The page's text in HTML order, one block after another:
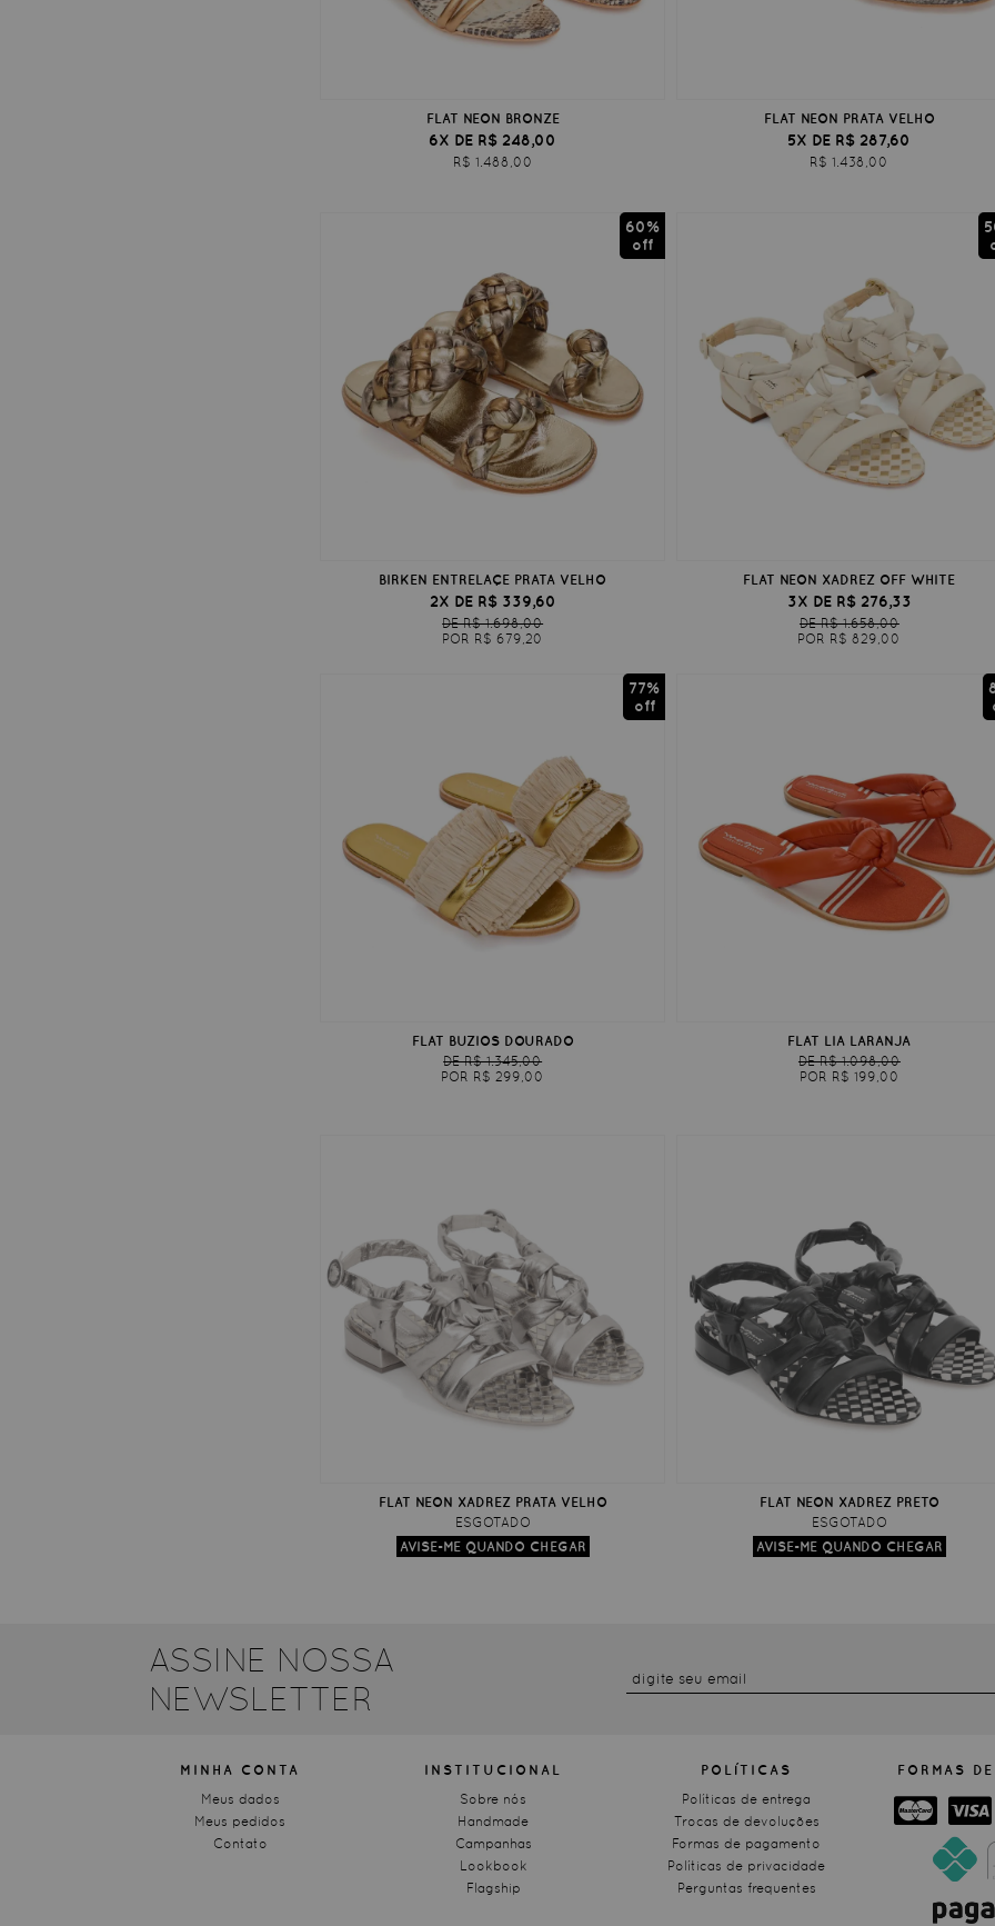
FLAT NEON BRONZE
6X DE R$ 248,00
R$ 1.488,00
FLAT NEON PRATA VELHO
5X DE R$ 287,60
R$ 1.438,00
BIRKEN ENTRELAÇE PRATA VELHO
2X DE R$ 339,60
DE R$ 1.698,00
POR R$ 679,20
60%
FLAT NEON XADREZ OFF WHITE
3X DE R$ 276,33
DE R$ 1.658,00
POR R$ 829,00
FLAT BUZIOS DOURADO
DE R$ 1.345,00
POR R$ 299,00
77%
FLAT LIA LARANJA
DE R$ 1.098,00
POR R$ 199,00
FLAT NEON XADREZ PRATA VELHO
ESGOTADO
FLAT NEON XADREZ PRETO
ESGOTADO
ASSINE NOSSA
NEWSLETTER
MINHA CONTA
Meus dados
Meus pedidos
Contato
INSTITUCIONAL
Sobre nós
Handmade
Campanhas
Lookbook
Flagship
POLÍTICAS
Políticas de entrega
Trocas de devoluções
Formas de pagamento
Políticas de privacidade
Perguntas frequentes
FORMAS